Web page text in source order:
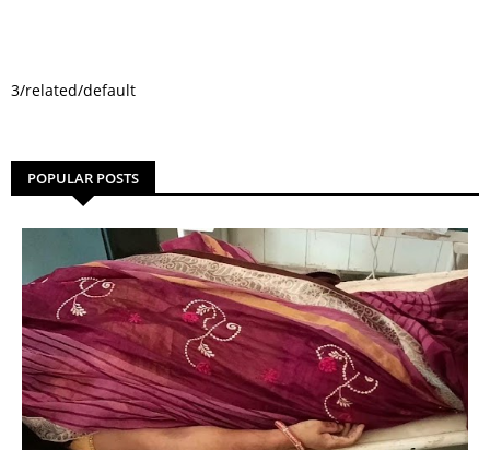
3/related/default
POPULAR POSTS